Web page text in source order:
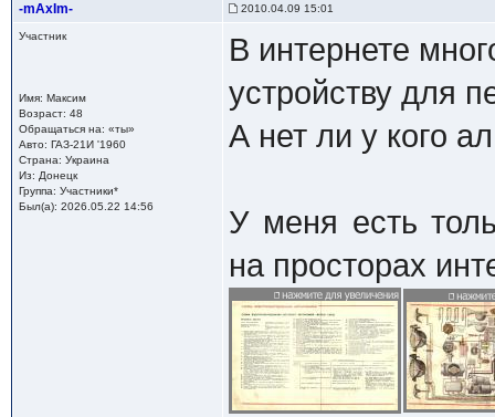
-mAxIm- 2010.04.09 15:01
Участник
Имя: Максим
Возраст: 48
Обращаться на: «ты»
Авто: ГАЗ-21И '1960
Страна: Украина
Из: Донецк
Группа: Участники*
Был(а): 2026.05.22 14:56
В интернете
устройству для
А нет ли у кого
У меня есть
на просторах